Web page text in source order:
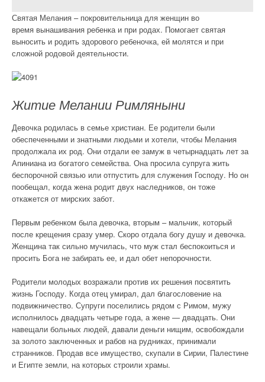
Святая Мелания – покровительница для женщин во
время вынашивания ребенка и при родах. Помогает святая
выносить и родить здорового ребеночка, ей молятся и при
сложной родовой деятельности.
Житие Мелании Римляныни
Девочка родилась в семье христиан. Ее родители были
обеспеченными и знатными людьми и хотели, чтобы Мелания
продолжала их род. Они отдали ее замуж в четырнадцать лет за
Апиниана из богатого семейства. Она просила супруга жить
беспорочной связью или отпустить для служения Господу. Но он
пообещал, когда жена родит двух наследников, он тоже
откажется от мирских забот.
Первым ребенком была девочка, вторым – мальчик, который
после крещения сразу умер. Скоро отдала богу душу и девочка.
Женщина так сильно мучилась, что муж стал беспокоиться и
просить Бога не забирать ее, и дал обет непорочности.
Родители молодых возражали против их решения посвятить
жизнь Господу. Когда отец умирал, дал благословение на
подвижничество. Супруги поселились рядом с Римом, мужу
исполнилось двадцать четыре года, а жене — двадцать. Они
навещали больных людей, давали деньги нищим, освобождали
за золото заключенных и рабов на рудниках, принимали
странников. Продав все имущество, скупали в Сирии, Палестине
и Египте земли, на которых строили храмы.